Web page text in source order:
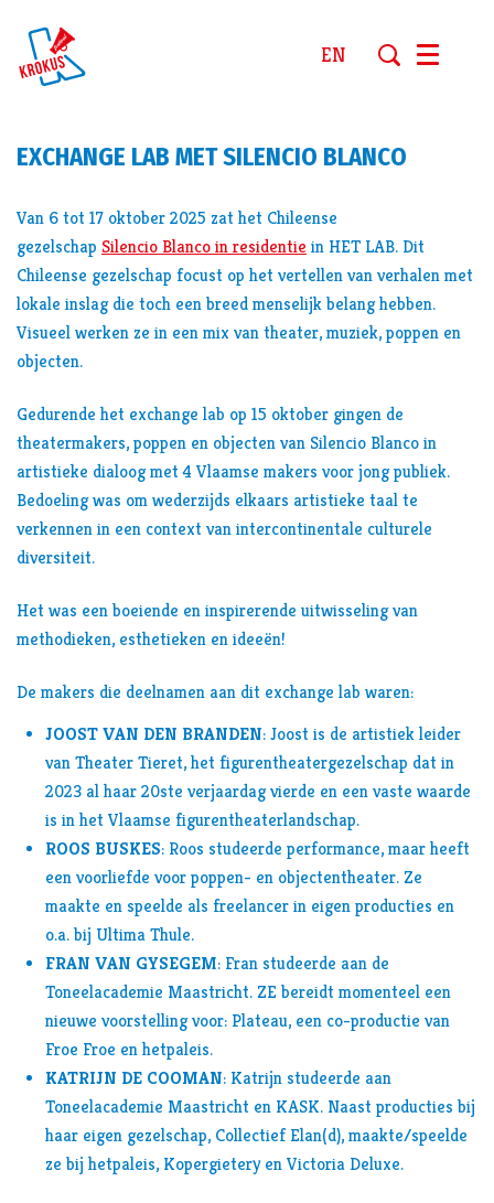
EN Menu
EXCHANGE LAB MET SILENCIO BLANCO
Van 6 tot 17 oktober 2025 zat het Chileense
gezelschap Silencio Blanco in residentie in HET LAB. Dit
Chileense gezelschap focust op het vertellen van verhalen met
lokale inslag die toch een breed menselijk belang hebben.
Visueel werken ze in een mix van theater, muziek, poppen en
objecten.
Gedurende het exchange lab op 15 oktober gingen de
theatermakers, poppen en objecten van Silencio Blanco in
artistieke dialoog met 4 Vlaamse makers voor jong publiek.
Bedoeling was om wederzijds elkaars artistieke taal te
verkennen in een context van intercontinentale culturele
diversiteit.
Het was een boeiende en inspirerende uitwisseling van
methodieken, esthetieken en ideeën!
De makers die deelnamen aan dit exchange lab waren:
JOOST VAN DEN BRANDEN: Joost is de artistiek leider
van Theater Tieret, het figurentheatergezelschap dat in
2023 al haar 20ste verjaardag vierde en een vaste waarde
is in het Vlaamse figurentheaterlandschap.
ROOS BUSKES: Roos studeerde performance, maar heeft
een voorliefde voor poppen- en objectentheater. Ze
maakte en speelde als freelancer in eigen producties en
o.a. bij Ultima Thule.
FRAN VAN GYSEGEM: Fran studeerde aan de
Toneelacademie Maastricht. ZE bereidt momenteel een
nieuwe voorstelling voor: Plateau, een co-productie van
Froe Froe en hetpaleis.
KATRIJN DE COOMAN: Katrijn studeerde aan
Toneelacademie Maastricht en KASK. Naast producties bij
haar eigen gezelschap, Collectief Elan(d), maakte/speelde
ze bij hetpaleis, Kopergietery en Victoria Deluxe.